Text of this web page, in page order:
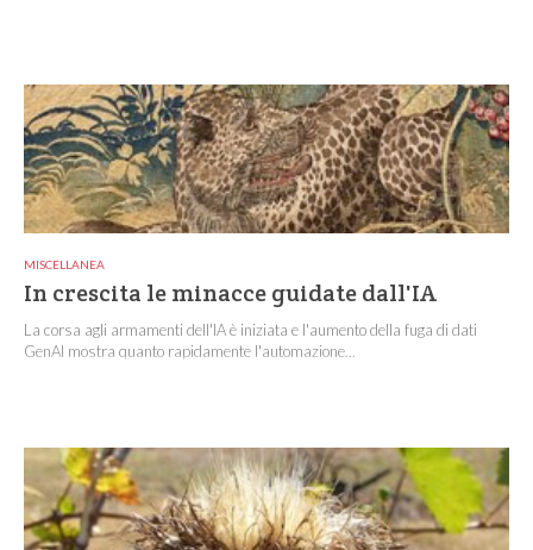
MISCELLANEA
In crescita le minacce guidate dall'IA
La corsa agli armamenti dell'IA è iniziata e l'aumento della fuga di dati
GenAI mostra quanto rapidamente l'automazione...